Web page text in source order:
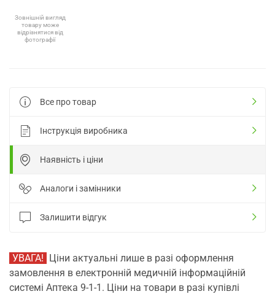
Зовнішній вигляд
товару може
відрізнятися від
фотографії
Все про товар
Інструкція виробника
Наявність і ціни
Аналоги і замінники
Залишити відгук
УВАГА! Ціни актуальні лише в разі оформлення
замовлення в електронній медичній інформаційній
системі Аптека 9-1-1. Ціни на товари в разі купівлі